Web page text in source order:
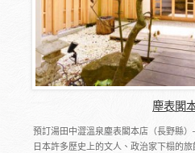
塵表閣
預訂湯田中澀溫泉塵表閣本店（長野縣
日本許多歷史上的文人、政治家下榻的